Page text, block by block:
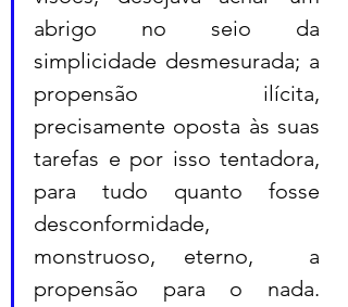
abrigo no seio da
simplicidade desmesurada; a
propensão ilícita,
precisamente oposta às suas
tarefas e por isso tentadora,
para tudo quanto fosse
desconformidade,
monstruoso, eterno,  a
propensão para o nada.